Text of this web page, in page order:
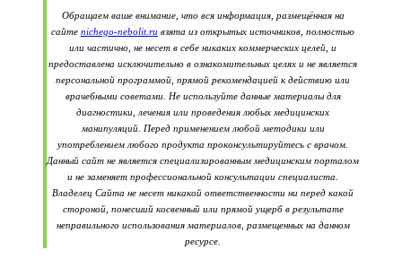
Обращаем ваше внимание, что вся информация, размещённая на
сайте nichego-nebolit.ru взята из открытых источников, полностью
или частично, не несет в себе никаких коммерческих целей, и
предоставлена исключительно в ознакомительных целях и не является
персональной программой, прямой рекомендацией к действию или
врачебными советами. Не используйте данные материалы для
диагностики, лечения или проведения любых медицинских
манипуляций. Перед применением любой методики или
употреблением любого продукта проконсультируйтесь с врачом.
Данный сайт не является специализированным медицинским порталом
и не заменяет профессиональной консультации специалиста.
Владелец Сайта не несет никакой ответственности ни перед какой
стороной, понесший косвенный или прямой ущерб в результате
неправильного использования материалов, размещенных на данном
ресурсе.